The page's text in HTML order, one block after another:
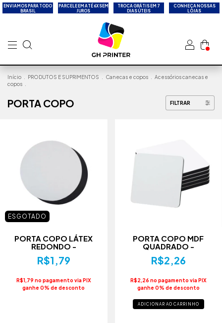
ENVIAMOS PARA TODO
BRASIL
PARCELE EM ATÉ 6X SEM
JUROS
TROCA GRÁTIS EM 7
DIAS ÚTEIS
CONHEÇA NOSSAS
LOJAS
Início PRODUTOS E SUPRIMENTOS Canecas e copos
Acessórios canecas e
copos
PORTA COPO FILTRAR
ESGOTADO
PORTA COPO LÁTEX
REDONDO -
R$1,79
R$1,79 no pagamento via PIX
ganhe 0% de desconto
PORTA COPO MDF
QUADRADO -
R$2,26
R$2,26 no pagamento via PIX
ganhe 0% de desconto
ADICIONAR AO CARRINHO